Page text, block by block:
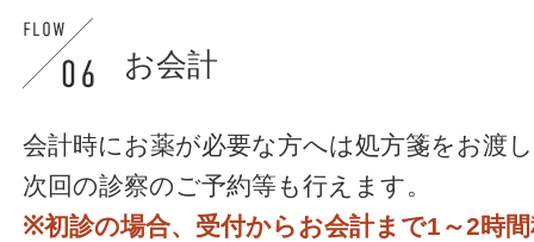
お会計
会計時にお薬が必要な方へは処方箋をお渡
次回の診察のご予約等も行えます。
※初診の場合、受付からお会計まで1～2時